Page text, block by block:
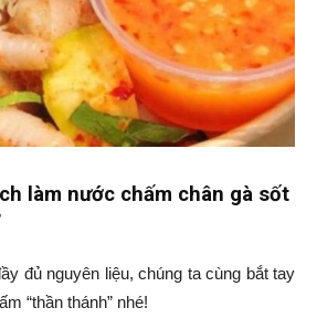
làm nước chấm chân gà sốt
đủ nguyên liệu, chúng ta cùng bắt tay
“thần thánh” nhé!